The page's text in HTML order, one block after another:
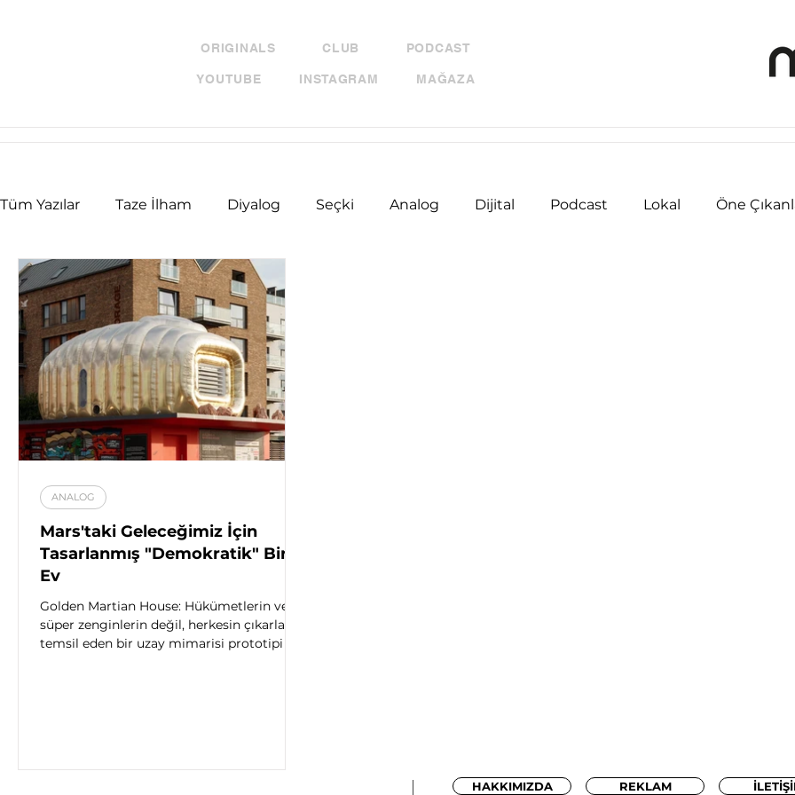
ORIGINALS CLUB PODCAST
YOUTUBE INSTAGRAM MAĞAZA
Tüm Yazılar Taze İlham Diyalog Seçki Analog Dijital Podcast Lokal Öne
Mars'taki Geleceğimiz İçin
Tasarlanmış "Demokratik" Bir
Ev
Golden Martian House: Hükümetlerin ve
süper zenginlerin değil, herkesin çıkarlarını
temsil eden bir uzay mimarisi prototipi
ANALOG
HAKKIMIZDA REKLAM